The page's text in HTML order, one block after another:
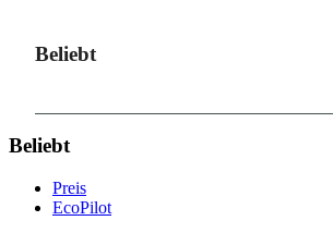
Beliebt
Beliebt
Preis
EcoPilot